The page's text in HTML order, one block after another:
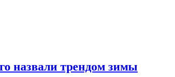
назвали трендом зимы